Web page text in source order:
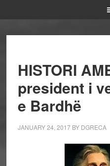
HISTORI
president i
e Bardhë
JANUARY 24, 2017BY DGRECA